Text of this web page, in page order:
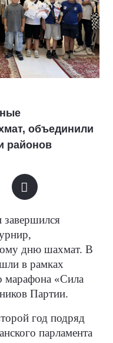
объединили
районов
дню шахмат. В
в рамках
марафона «Сила
Партии.
год подряд
парламента